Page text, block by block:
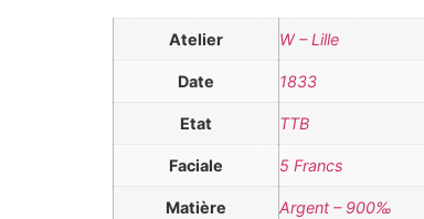
Atelier W – Lille
Date 1833
Etat TTB
Faciale 5 Francs
Matière Argent – 900‰